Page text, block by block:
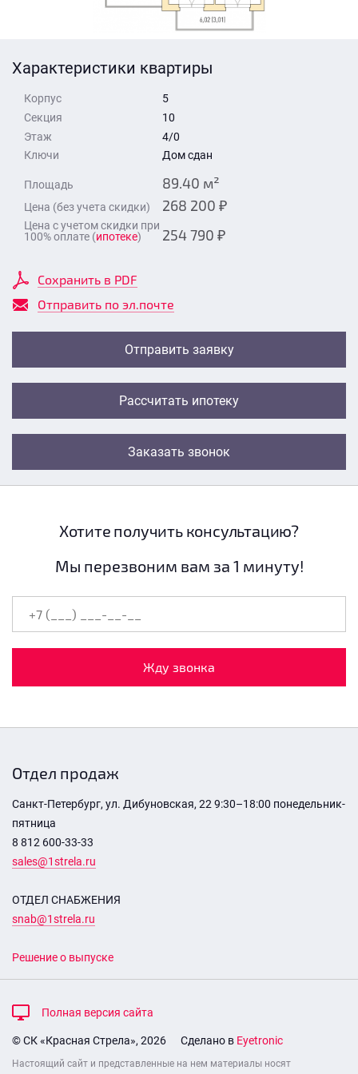
Характеристики квартиры
Корпус
5
Секция
10
Этаж
4/0
Ключи
Дом сдан
Площадь 89.40 м²
Цена (без учета скидки) 268 200 ₽
Цена с учетом скидки при
100% оплате (ипотеке) 254 790 ₽
Сохранить в PDF
Отправить по эл.почте
Отправить заявку
Рассчитать ипотеку
Заказать звонок
Отправить
Отправить
Хотите получить консультацию?
Мы перезвоним вам за 1 минуту!
Жду звонка
Отдел продаж
Санкт-Петербург, ул. Дибуновская, 22 9:30–18:00 понедельник-
пятница
8 812 600-33-33
sales@1strela.ru
ОТДЕЛ СНАБЖЕНИЯ
snab@1strela.ru
Решение о выпуске
Полная версия сайта
© СК «Красная Стрела», 2026 Сделано в Eyetronic
Настоящий сайт и представленные на нем материалы носят